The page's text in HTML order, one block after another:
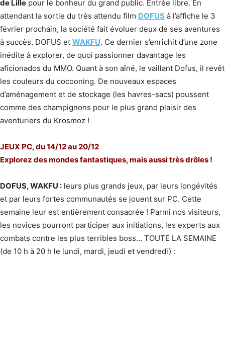
de Lille pour le bonheur du grand public. Entrée libre. En
attendant la sortie du très attendu film DOFUS à l’affiche le 3
février prochain, la société fait évoluer deux de ses aventures
à succès, DOFUS et WAKFU. Ce dernier s’enrichit d’une zone
inédite à explorer, de quoi passionner davantage les
aficionados du MMO. Quant à son aîné, le vaillant Dofus, il revêt
les couleurs du cocooning. De nouveaux espaces
d’aménagement et de stockage (les havres-sacs) poussent
comme des champignons pour le plus grand plaisir des
aventuriers du Krosmoz !
JEUX PC, du 14/12 au 20/12
Explorez des mondes fantastiques, mais aussi très drôles !
DOFUS, WAKFU : leurs plus grands jeux, par leurs longévités
et par leurs fortes communautés se jouent sur PC. Cette
semaine leur est entièrement consacrée ! Parmi nos visiteurs,
les novices pourront participer aux initiations, les experts aux
combats contre les plus terribles boss… TOUTE LA SEMAINE​
(de 10 h à 20 h le lundi, mardi, jeudi et vendredi) :